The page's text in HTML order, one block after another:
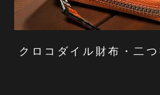
クロコダイル財布・二